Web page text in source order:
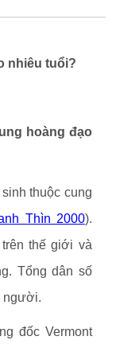
nhiêu tuổi?
hoàng đạo
thuộc cung
Thìn 2000).
thế giới và
Tổng dân số
người.
đốc Vermont